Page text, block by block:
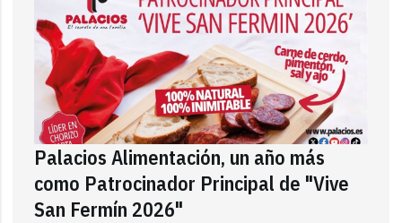
Palacios Alimentación, un año más
como Patrocinador Principal de "Vive
San Fermín 2026"